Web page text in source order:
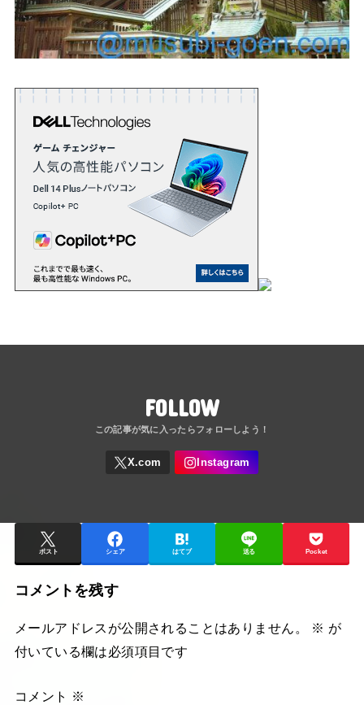
FOLLOW
ポスト シェア はてブ 送る Pocket
コメントを残す
メールアドレスが公開されることはありません。 ※ が
付いている欄は必須項目です
コメント ※